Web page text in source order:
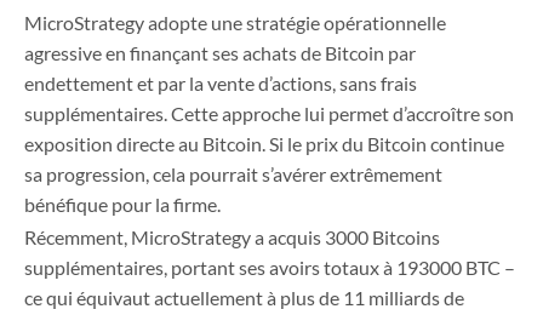
MicroStrategy adopte une stratégie opérationnelle
agressive en finançant ses achats de Bitcoin par
endettement et par la vente d’actions, sans frais
supplémentaires. Cette approche lui permet d’accroître son
exposition directe au Bitcoin. Si le prix du Bitcoin continue
sa progression, cela pourrait s’avérer extrêmement
bénéfique pour la firme.
Récemment, MicroStrategy a acquis 3000 Bitcoins
supplémentaires, portant ses avoirs totaux à 193000 BTC –
ce qui équivaut actuellement à plus de 11 milliards de